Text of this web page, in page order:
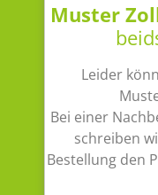
Muster
Leider
Bei einer
schreiben
Bestellung den